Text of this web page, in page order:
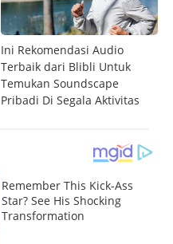
Ini Rekomendasi Audio
Terbaik dari Blibli Untuk
Temukan Soundscape
Pribadi Di Segala Aktivitas